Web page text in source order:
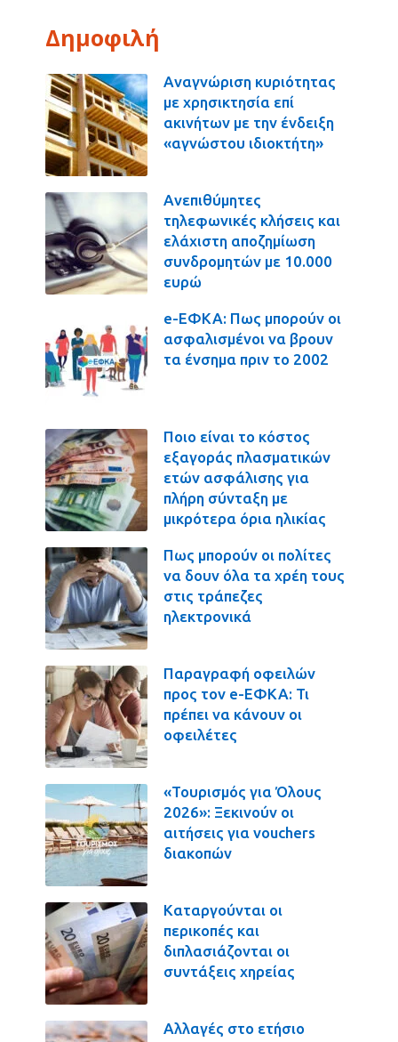
Δημοφιλή
Αναγνώριση κυριότητας
με χρησικτησία επί
ακινήτων με την ένδειξη
«αγνώστου ιδιοκτήτη»
Ανεπιθύμητες
τηλεφωνικές κλήσεις και
ελάχιστη αποζημίωση
συνδρομητών με 10.000
ευρώ
e-ΕΦΚΑ: Πως μπορούν οι
ασφαλισμένοι να βρουν
τα ένσημα πριν το 2002
Ποιο είναι το κόστος
εξαγοράς πλασματικών
ετών ασφάλισης για
πλήρη σύνταξη με
μικρότερα όρια ηλικίας
Πως μπορούν οι πολίτες
να δουν όλα τα χρέη τους
στις τράπεζες
ηλεκτρονικά
Παραγραφή οφειλών
προς τον e-ΕΦΚΑ: Τι
πρέπει να κάνουν οι
οφειλέτες
«Τουρισμός για Όλους
2026»: Ξεκινούν οι
αιτήσεις για vouchers
διακοπών
Καταργούνται οι
περικοπές και
διπλασιάζονται οι
συντάξεις χηρείας
Αλλαγές στο ετήσιο